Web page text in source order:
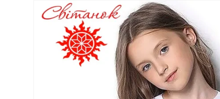
інформації
про
продукт